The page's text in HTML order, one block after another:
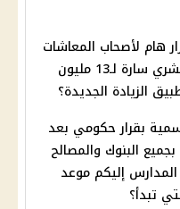
جنيه قرار هام لأصحاب المعاشات
ينفذ خلال ايام .. بشري سارة لـ13 مليون
الزيادة الجديدة؟
بقرار حكومي بعد
البنوك والمصالح
إليكم موعد
تبدأ؟